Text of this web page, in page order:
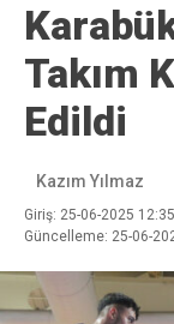
Takım
Edildi
Kazım Yılmaz
Giriş: 25-06-2025 12:35
Güncelleme: 25-06-